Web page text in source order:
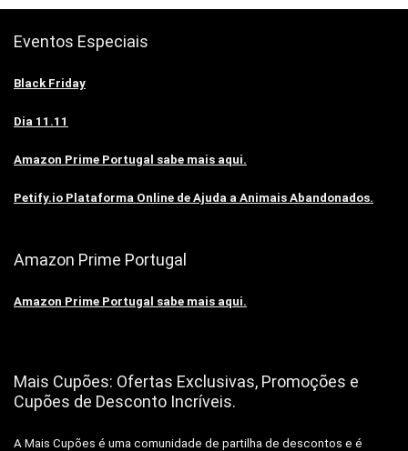
Eventos Especiais
Black Friday
Dia 11.11
Amazon Prime Portugal sabe mais aqui.
Petify.io Plataforma Online de Ajuda a Animais Abandonados.
Amazon Prime Portugal
Amazon Prime Portugal sabe mais aqui.
Mais Cupões: Ofertas Exclusivas, Promoções e
Cupões de Desconto Incríveis.
A Mais Cupões é uma comunidade de partilha de descontos e é